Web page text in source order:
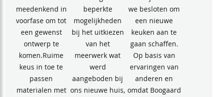
meedenkend in
voorfase om tot
een gewenst
ontwerp te
komen.Ruime
keus in toe te
passen
materialen met
beperkte
mogelijkheden
bij het uitkiezen
van het
meerwerk wat
werd
aangeboden bij
ons nieuwe huis,
we besloten om
een nieuwe
keuken aan te
gaan schaffen.
Op basis van
ervaringen van
anderen en
omdat Boogaard